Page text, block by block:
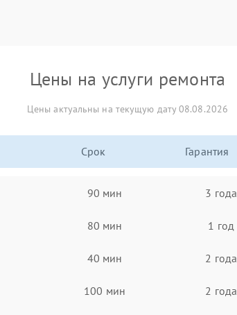
Цены на услуги ремонта
Цены актуальны на текущую дату 08.08.2026
Срок Гарантия
90 мин 3 года
80 мин 1 год
40 мин 2 года
100 мин 2 года